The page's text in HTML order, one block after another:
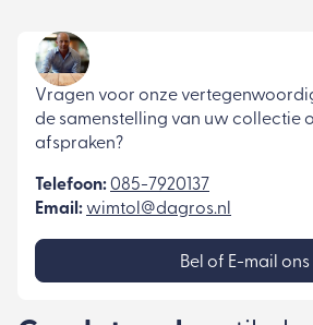
Vragen voor onze
de samenstelling van uw collectie
afspraken?
Bel of E-mail ons
Telefoon:085-7920137
Email:wimtol@dagros.nl